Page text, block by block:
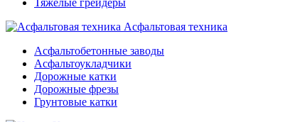
Тяжелые грейдеры
Асфальтовая техника
Асфальтобетонные заводы
Асфальтоукладчики
Дорожные катки
Дорожные фрезы
Грунтовые катки